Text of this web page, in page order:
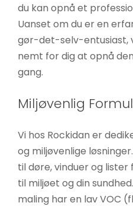
du kan opnå et
Uanset om du er en
gør-det-selv-entusiast,
nemt for dig at opnå
gang.
Miljøvenlig
Vi hos Rockidan er
og miljøvenlige
til døre, vinduer og
til miljøet og din
maling har en lav VOC